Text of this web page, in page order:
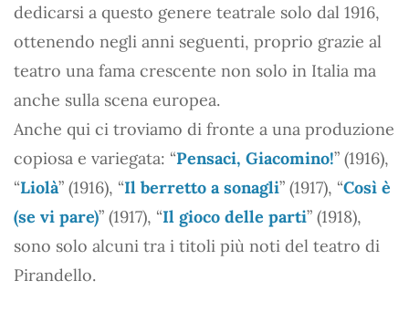
dedicarsi a questo genere teatrale solo dal 1916,
ottenendo negli anni seguenti, proprio grazie al
teatro una fama crescente non solo in Italia ma
anche sulla scena europea.
Anche qui ci troviamo di fronte a una produzione
copiosa e variegata: “Pensaci, Giacomino!” (1916),
“Liolà” (1916), “Il berretto a sonagli” (1917), “Così è
(se vi pare)” (1917), “Il gioco delle parti” (1918),
sono solo alcuni tra i titoli più noti del teatro di
Pirandello.